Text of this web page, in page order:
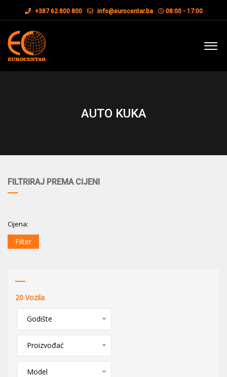
+387 62 800 800 info@eurocentar.ba 08:00 - 17:00
AUTO KUKA
FILTRIRAJ PREMA CIJENI
Cijena:
Filter
20 Vozila
Godište
Proizvođać
Model